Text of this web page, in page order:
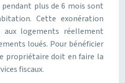
plus de 6 mois sont
Cette exonération
aux logements réellement
loués. Pour bénéficier
propriétaire doit en faire la
fiscaux.